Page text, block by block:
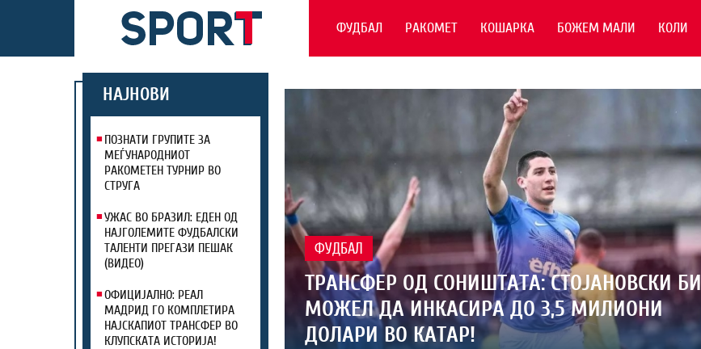
ФУДБАЛ РАКОМЕТ КОШАРКА БОЖЕМ МАЛИ КОЛИ
НАЈНОВИ
ПОЗНАТИ ГРУПИТЕ ЗА
МЕЃУНАРОДНИОТ
РАКОМЕТЕН ТУРНИР ВО
СТРУГА
УЖАС ВО БРАЗИЛ: ЕДЕН ОД
НАЈГОЛЕМИТЕ ФУДБАЛСКИ
ТАЛЕНТИ ПРЕГАЗИ ПЕШАК
(ВИДЕО)
ОФИЦИЈАЛНО: РЕАЛ
МАДРИД ГО КОМПЛЕТИРА
НАЈСКАПИОТ ТРАНСФЕР ВО
КЛУПСКАТА ИСТОРИЈА!
ФУДБАЛ
ТРАНСФЕР ОД СОНИШТАТА: СТОЈАНОВСКИ БИ
МОЖЕЛ ДА ИНКАСИРА ДО 3,5 МИЛИОНИ
ДОЛАРИ ВО КАТАР!